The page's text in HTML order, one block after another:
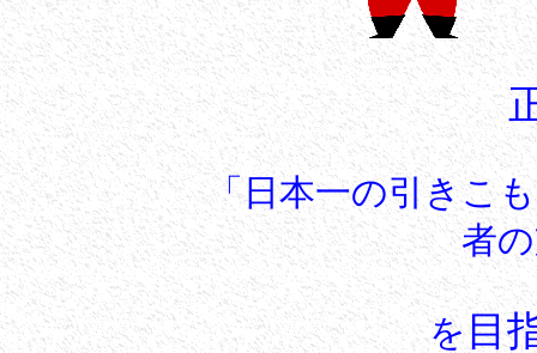
「日本一の引きこ
者
を 目